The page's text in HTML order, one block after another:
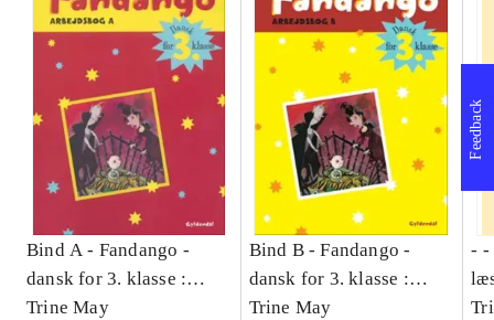
Bind A - Fandango -
dansk for 3. klasse :
grundbog -- Arbejdsbog.
Trine May
Bind B -Fandango -
dansk for 3. klasse :
grundbog -- Arbejdsbog.
Trine May
- -
-
Feedback